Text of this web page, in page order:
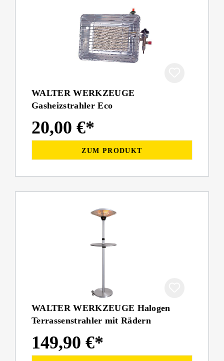
WALTER WERKZEUGE
Gasheizstrahler Eco
20,00 €*
ZUM PRODUKT
WALTER WERKZEUGE Halogen
Terrassenstrahler mit Rädern
149,90 €*